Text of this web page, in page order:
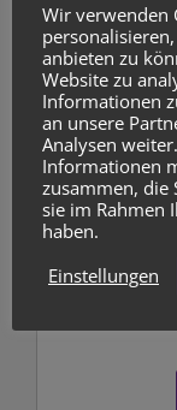
Wir verwenden
anbieten zu
Website zu
Informationen
an unsere
Analysen
Informationen
zusammen, die
sie im Rahmen
haben.
Einstellungen